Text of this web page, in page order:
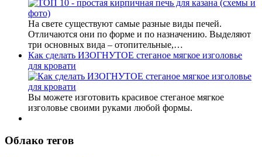
На свете существуют самые разные виды печей.
Отличаются они по форме и по назначению. Выделяют
три основных вида – отопительные,…
Как сделать ИЗОГНУТОЕ стеганое мягкое изголовье
для кровати
Вы можете изготовить красивое стеганое мягкое
изголовье своими руками любой формы.
Облако тегов